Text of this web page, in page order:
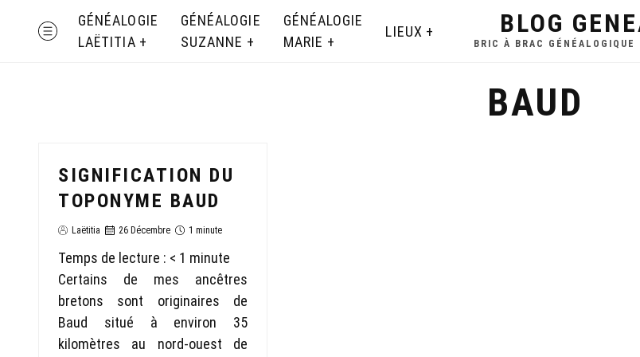
MENU
GÉNÉALOGIE
LAËTITIA
GÉNÉALOGIE
SUZANNE
GÉNÉALOGIE
MARIE
LIEUX BLOG
BRIC À BRAC
BAUD
SIGNIFICATION DU
TOPONYME BAUD
Laëtitia 26 Décembre 1 minute
Temps de lecture : < 1 minute
Certains de mes ancêtres
bretons sont originaires de
Baud situé à environ 35
kilomètres au nord-ouest de